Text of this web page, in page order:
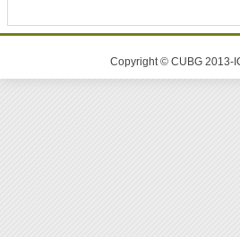
Copyright © CUBG 2013-